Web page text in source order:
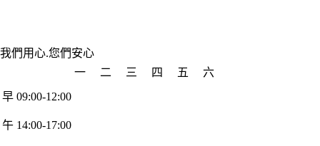
我們用心.您們安心
一
二 三 四 五
六
早 09:00-12:00
午 14:00-17:00